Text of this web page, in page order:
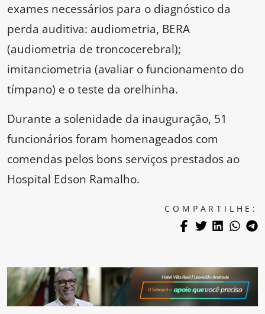
exames necessários para o diagnóstico da
perda auditiva: audiometria, BERA
(audiometria de troncocerebral);
imitanciometria (avaliar o funcionamento do
tímpano) e o teste da orelhinha.
Durante a solenidade da inauguração, 51
funcionários foram homenageados com
comendas pelos bons serviços prestados ao
Hospital Edson Ramalho.
COMPARTILHE: